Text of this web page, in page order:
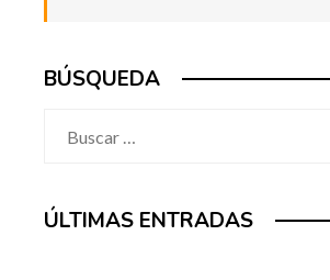
BÚSQUEDA
ÚLTIMAS ENTRADAS